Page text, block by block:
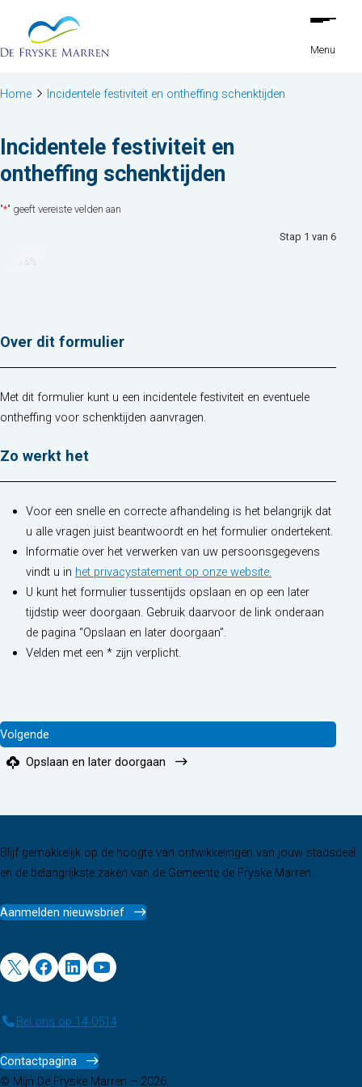
Ga naar de inhoud
Menu
Home Incidentele festiviteit en ontheffing schenktijden
Incidentele festiviteit en
ontheffing schenktijden
"*" geeft vereiste velden aan
Stap 1 van 6
16%
Over dit formulier
Met dit formulier kunt u een incidentele festiviteit en eventuele
ontheffing voor schenktijden aanvragen.
Zo werkt het
Voor een snelle en correcte afhandeling is het belangrijk dat
u alle vragen juist beantwoordt en het formulier ondertekent.
Informatie over het verwerken van uw persoonsgegevens
vindt u in het privacystatement op onze website.
U kunt het formulier tussentijds opslaan en op een later
tijdstip weer doorgaan. Gebruik daarvoor de link onderaan
de pagina “Opslaan en later doorgaan”.
Velden met een * zijn verplicht.
Opslaan en later doorgaan
Blijf gemakkelijk op de hoogte van ontwikkelingen van jouw stadsdeel
en de belangrijkste zaken van de Gemeente de Fryske Marren.
Aanmelden nieuwsbrief
X Facebook LinkedIn YouTube
Bel ons op 14 0514
Contactpagina
© Mijn De Fryske Marren – 2026
van